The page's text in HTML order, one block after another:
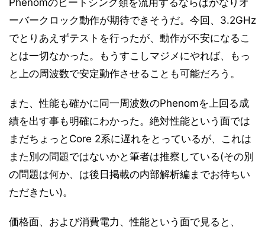
17 消費電力 (1/2)
18 消費電力 (2/2)
19 考察
Phenomのヒートシンク類を流用するならばかなりオ
ーバークロック動作が期待できそうだ。今回、3.2GHz
でとりあえずテストを行ったが、動作が不安になるこ
とは一切なかった。もうすこしマジメにやれば、もっ
と上の周波数で安定動作させることも可能だろう。
また、性能も確かに同一周波数のPhenomを上回る成
績を出す事も明確にわかった。絶対性能という面では
まだちょっとCore 2系に遅れをとっているが、これは
また別の問題ではないかと筆者は推察している(その別
の問題は何か、は後日掲載の内部解析編までお待ちい
ただきたい)。
価格面、および消費電力、性能という面で見ると、